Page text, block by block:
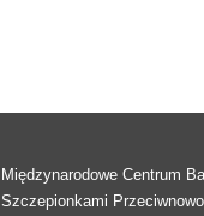
Międzynarodowe Centrum
Szczepionkami